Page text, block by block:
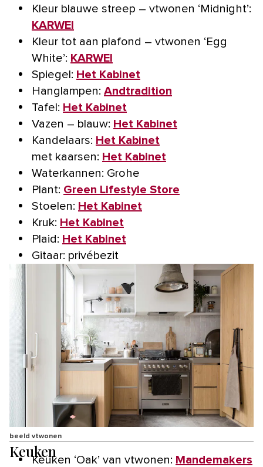
Kleur blauwe streep – vtwonen ‘Midnight’:
KARWEI
Kleur tot aan plafond – vtwonen ‘Egg
White’: KARWEI
Spiegel: Het Kabinet
Hanglampen: Andtradition
Tafel: Het Kabinet
Vazen – blauw: Het Kabinet
Kandelaars: Het Kabinet
met kaarsen: Het Kabinet
Waterkannen: Grohe
Plant: Green Lifestyle Store
Stoelen: Het Kabinet
Kruk: Het Kabinet
Plaid: Het Kabinet
Gitaar: privébezit
beeld vtwonen
KeukenKeuken ‘Oak’ van vtwonen: Mandemakers